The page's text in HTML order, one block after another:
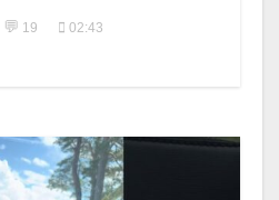
💬 19 02:43